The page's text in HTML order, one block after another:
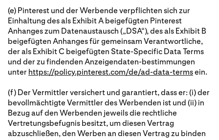
(e) Pinterest und der Werbende verpflichten sich zur
Einhaltung des als Exhibit A beigefügten Pinterest
Anhanges zum Datenaustausch („DSA“), des als Exhibit B
beigefügten Anhanges für gemeinsam Verantwortliche,
der als Exhibit C beigefügten State-Specific Data Terms
und der zu findenden Anzeigendaten-bestimmungen
unter https://policy.pinterest.com/de/ad-data-termsein.
(f) Der Vermittler versichert und garantiert, dass er: (i) der
bevollmächtigte Vermittler des Werbenden ist und (ii) in
Bezug auf den Werbenden jeweils die rechtliche
Vertretungsbefugnis besitzt, um diesen Vertrag
abzuschließen, den Werben an diesen Vertrag zu binden